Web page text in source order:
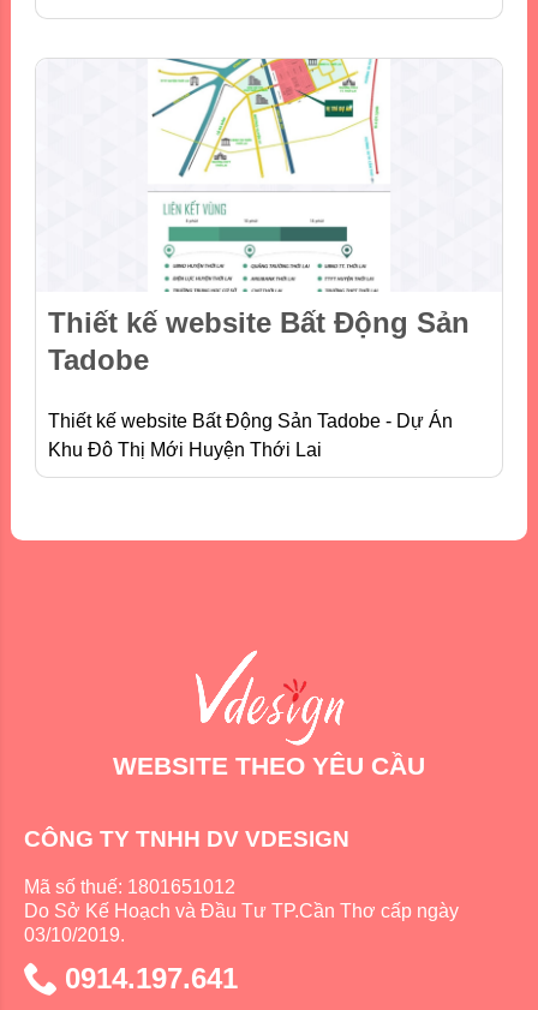
Thiết kế website Bất Động Sản
Tadobe
Thiết kế website Bất Động Sản Tadobe - Dự Án
Khu Đô Thị Mới Huyện Thới Lai
WEBSITE THEO YÊU CẦU
CÔNG TY TNHH DV VDESIGN
Mã số thuế: 1801651012
Do Sở Kế Hoạch và Đầu Tư TP.Cần Thơ cấp ngày
03/10/2019.
0914.197.641